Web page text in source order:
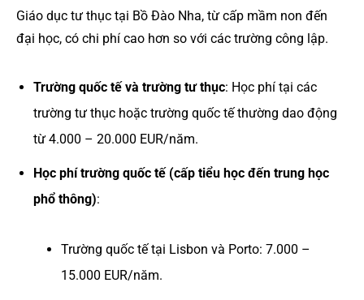
Giáo dục tư thục tại Bồ Đào Nha, từ cấp mầm non đến
đại học, có chi phí cao hơn so với các trường công lập.
Trường quốc tế và trường tư thục: Học phí tại các
trường tư thục hoặc trường quốc tế thường dao động
từ 4.000 – 20.000 EUR/năm.
Học phí trường quốc tế (cấp tiểu học đến trung học
phổ thông):
Trường quốc tế tại Lisbon và Porto: 7.000 –
15.000 EUR/năm.